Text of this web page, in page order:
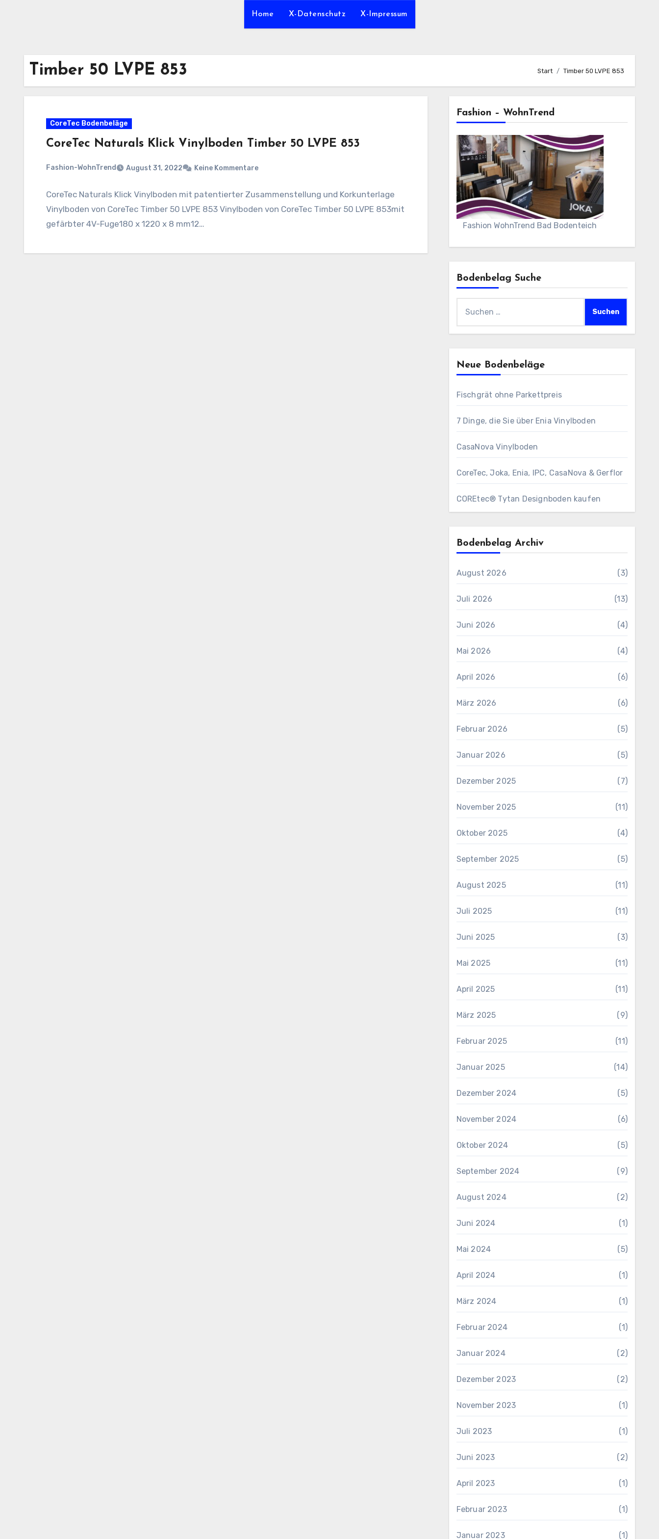
Home X-Datenschutz X-Impressum
Timber 50 LVPE 853 Start Timber 50 LVPE 853
CoreTec Bodenbeläge
CoreTec Naturals Klick Vinylboden Timber 50 LVPE 853
Fashion-WohnTrend August 31, 2022 Keine Kommentare
CoreTec Naturals Klick Vinylboden mit patentierter Zusammenstellung und Korkunterlage
Vinylboden von CoreTec Timber 50 LVPE 853 Vinylboden von CoreTec Timber 50 LVPE 853mit
gefärbter 4V-Fuge180 x 1220 x 8 mm12…
Fashion – WohnTrend
Fashion WohnTrend Bad Bodenteich
Bodenbelag Suche
nach:
Neue Bodenbeläge
Fischgrät ohne Parkettpreis
7 Dinge, die Sie über Enia Vinylboden
CasaNova Vinylboden
CoreTec, Joka, Enia, IPC, CasaNova & Gerflor
COREtec® Tytan Designboden kaufen
Bodenbelag Archiv
August 2026 (3)
Juli 2026 (13)
Juni 2026 (4)
Mai 2026 (4)
April 2026 (6)
März 2026 (6)
Februar 2026 (5)
Januar 2026 (5)
Dezember 2025 (7)
November 2025 (11)
Oktober 2025 (4)
September 2025 (5)
August 2025 (11)
Juli 2025 (11)
Juni 2025 (3)
Mai 2025 (11)
April 2025 (11)
März 2025 (9)
Februar 2025 (11)
Januar 2025 (14)
Dezember 2024 (5)
November 2024 (6)
Oktober 2024 (5)
September 2024 (9)
August 2024 (2)
Juni 2024 (1)
Mai 2024 (5)
April 2024 (1)
März 2024 (1)
Februar 2024 (1)
Januar 2024 (2)
Dezember 2023 (2)
November 2023 (1)
Juli 2023 (1)
Juni 2023 (2)
April 2023 (1)
Februar 2023 (1)
Januar 2023 (1)